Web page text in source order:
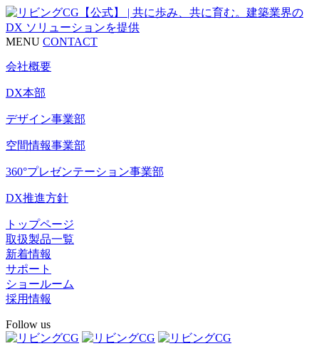
MENU CONTACT
会社概要
DX本部
デザイン事業部
空間情報事業部
360°プレゼンテーション事業部
DX推進方針
トップページ
取扱製品一覧
新着情報
サポート
ショールーム
採用情報
Follow us